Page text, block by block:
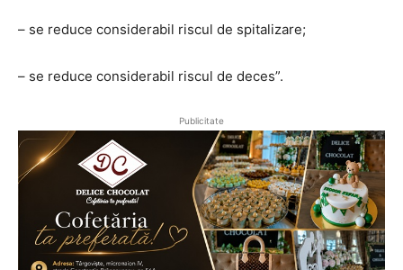
– se reduce considerabil riscul de spitalizare;
– se reduce considerabil riscul de deces”.
Publicitate